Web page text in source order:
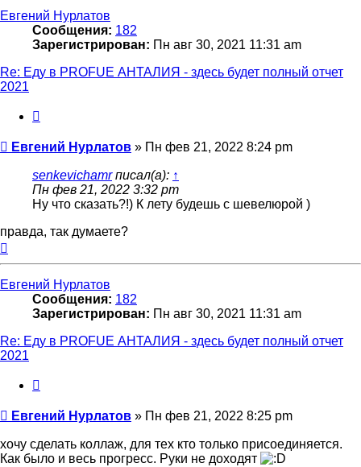
Евгений Нурлатов
Сообщения: 182
Зарегистрирован: Пн авг 30, 2021 11:31 am
Re: Еду в PROFUE АНТАЛИЯ - здесь будет полный отчет
2021
Сообщение
Евгений Нурлатов » Пн фев 21, 2022 8:24 pm
senkevichamrписал(а): ↑
Пн фев 21, 2022 3:32 pm
Ну что сказать?!) К лету будешь с шевелюрой )
правда, так думаете?
Евгений Нурлатов
Сообщения: 182
Зарегистрирован: Пн авг 30, 2021 11:31 am
Re: Еду в PROFUE АНТАЛИЯ - здесь будет полный отчет
2021
Сообщение
Евгений Нурлатов » Пн фев 21, 2022 8:25 pm
хочу сделать коллаж, для тех кто только присоединяется.
Как было и весь прогресс. Руки не доходят